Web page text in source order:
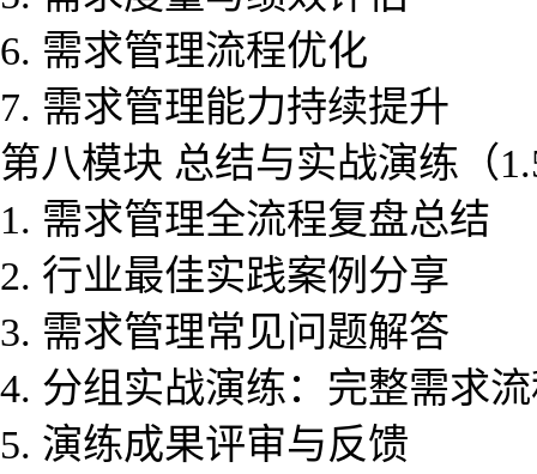
6. 需求管理流程优化
7. 需求管理能力持续提升
第八模块 总结与实战演练（
1. 需求管理全流程复盘总结
2. 行业最佳实践案例分享
3. 需求管理常见问题解答
4. 分组实战演练：完整需求
5. 演练成果评审与反馈